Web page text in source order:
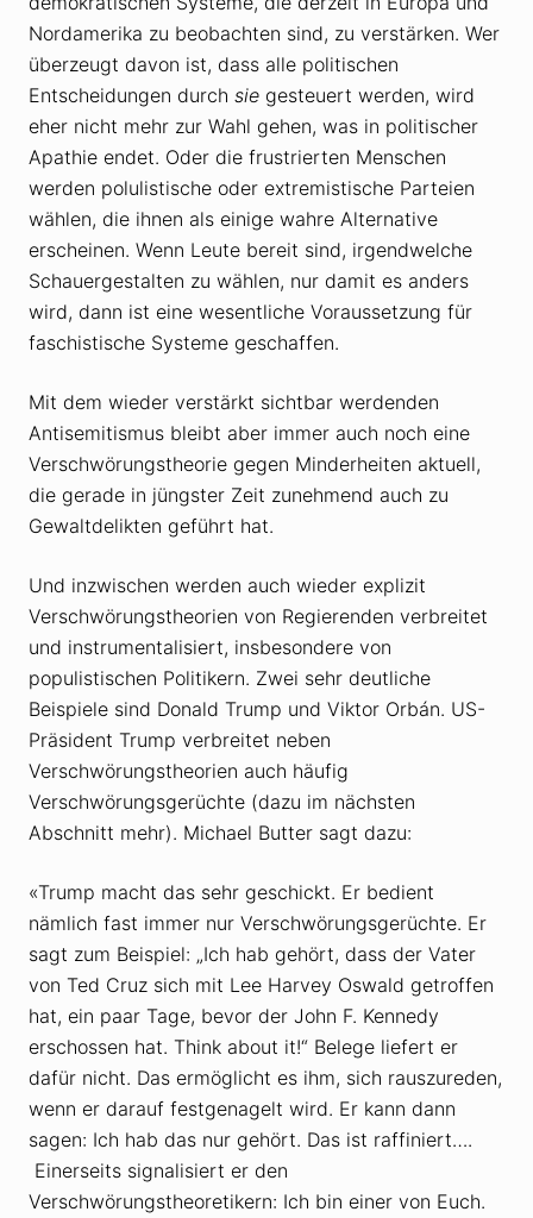
Nordamerika zu beobachten sind, zu verstärken. Wer
überzeugt davon ist, dass alle politischen
Entscheidungen durch sie gesteuert werden, wird
eher nicht mehr zur Wahl gehen, was in politischer
Apathie endet. Oder die frustrierten Menschen
werden polulistische oder extremistische Parteien
wählen, die ihnen als einige wahre Alternative
erscheinen. Wenn Leute bereit sind, irgendwelche
Schauergestalten zu wählen, nur damit es anders
wird, dann ist eine wesentliche Voraussetzung für
faschistische Systeme geschaffen.
Mit dem wieder verstärkt sichtbar werdenden
Antisemitismus bleibt aber immer auch noch eine
Verschwörungstheorie gegen Minderheiten aktuell,
die gerade in jüngster Zeit zunehmend auch zu
Gewaltdelikten geführt hat.
Und inzwischen werden auch wieder explizit
Verschwörungstheorien von Regierenden verbreitet
und instrumentalisiert, insbesondere von
populistischen Politikern. Zwei sehr deutliche
Beispiele sind Donald Trump und Viktor Orbán. US-
Präsident Trump verbreitet neben
Verschwörungstheorien auch häufig
Verschwörungsgerüchte (dazu im nächsten
Abschnitt mehr). Michael Butter sagt dazu:
«Trump macht das sehr geschickt. Er bedient
nämlich fast immer nur Verschwörungsgerüchte. Er
sagt zum Beispiel: „Ich hab gehört, dass der Vater
von Ted Cruz sich mit Lee Harvey Oswald getroffen
hat, ein paar Tage, bevor der John F. Kennedy
erschossen hat. Think about it!“ Belege liefert er
dafür nicht. Das ermöglicht es ihm, sich rauszureden,
wenn er darauf festgenagelt wird. Er kann dann
sagen: Ich hab das nur gehört. Das ist raffiniert….
Einerseits signalisiert er den
Verschwörungstheoretikern: Ich bin einer von Euch.